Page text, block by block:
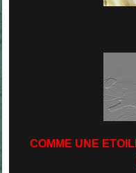
COMME UNE